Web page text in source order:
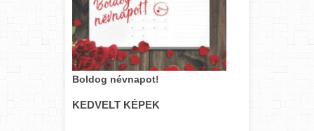
Boldog névnapot!
KEDVELT KÉPEK